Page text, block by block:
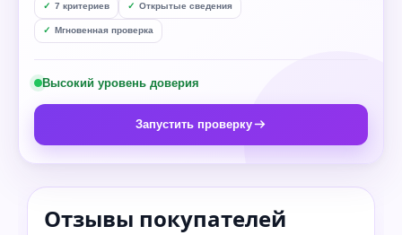
7 критериев Открытые сведения
Мгновенная проверка
Высокий уровень доверия
Запустить проверку